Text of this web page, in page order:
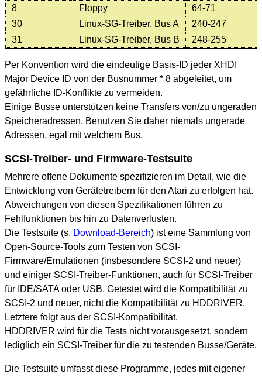
8
Floppy
64-71
30
Linux-SG-Treiber, Bus A
240-247
31
Linux-SG-Treiber, Bus B 248-255
Per Konvention wird die eindeutige Basis-ID jeder XHDI
Major Device ID von der Busnummer * 8 abgeleitet, um
gefährliche ID-Konflikte zu vermeiden.
Einige Busse unterstützen keine Transfers von/zu ungeraden
Speicheradressen. Benutzen Sie daher niemals ungerade
Adressen, egal mit welchem Bus.
SCSI-Treiber- und Firmware-Testsuite
Mehrere offene Dokumente spezifizieren im Detail, wie die
Entwicklung von Gerätetreibern für den Atari zu erfolgen hat.
Abweichungen von diesen Spezifikationen führen zu
Fehlfunktionen bis hin zu Datenverlusten.
Die Testsuite (s. Download-Bereich) ist eine Sammlung von
Open-Source-Tools zum Testen von SCSI-
Firmware/Emulationen (insbesondere SCSI-2 und neuer)
und einiger SCSI-Treiber-Funktionen, auch für SCSI-Treiber
für IDE/SATA oder USB. Getestet wird die Kompatibilität zu
SCSI-2 und neuer, nicht die Kompatibilität zu HDDRIVER.
Letztere folgt aus der SCSI-Kompatibilität.
HDDRIVER wird für die Tests nicht vorausgesetzt, sondern
lediglich ein SCSI-Treiber für die zu testenden Busse/Geräte.
Die Testsuite umfasst diese Programme, jedes mit eigener